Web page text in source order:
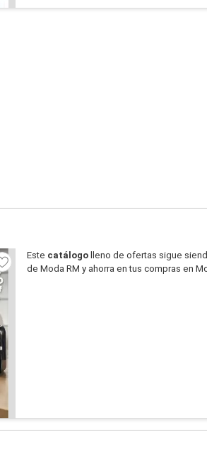
Este catálogo lleno de ofertas sigue
de Moda RM y ahorra en tus compras en